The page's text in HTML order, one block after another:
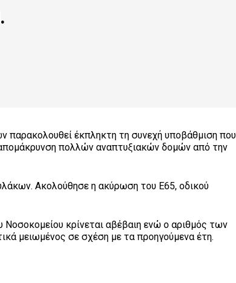
παρακολουθεί έκπληκτη τη συνεχή υποβάθμιση που
πολλών αναπτυξιακών δομών από την
Ακολούθησε η ακύρωση του Ε65, οδικού
Νοσοκομείου κρίνεται αβέβαιη ενώ ο αριθμός των
μειωμένος σε σχέση με τα προηγούμενα έτη.